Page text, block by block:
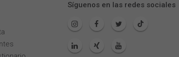
Síguenos en las redes sociales